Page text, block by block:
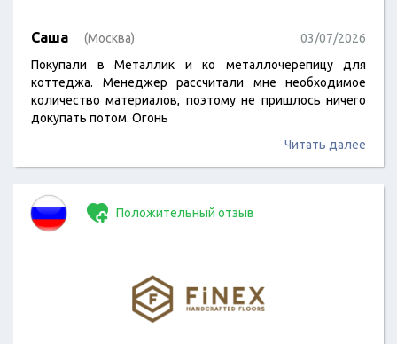
Саша (Москва)
03/07/2026
Покупали в Металлик и ко металлочерепицу для
коттеджа. Менеджер рассчитали мне необходимое
количество материалов, поэтому не пришлось ничего
докупать потом. Огонь
Читать далее
Положительный отзыв